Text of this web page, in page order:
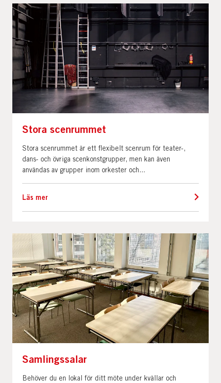
Stora scenrummet
Stora scenrummet är ett flexibelt scenrum för teater-,
dans- och övriga scenkonstgrupper, men kan även
användas av grupper inom orkester och...
Läs mer
Samlingssalar
Behöver du en lokal för ditt möte under kvällar och